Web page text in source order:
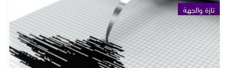
تازة والجهة